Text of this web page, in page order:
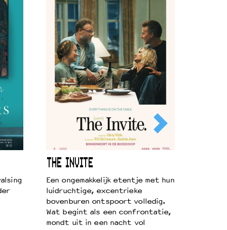
THE INVITE
Een ongemakkelijk etentje met hun
luidruchtige, excentrieke
bovenburen ontspoort volledig.
Wat begint als een confrontatie,
mondt uit in een nacht vol